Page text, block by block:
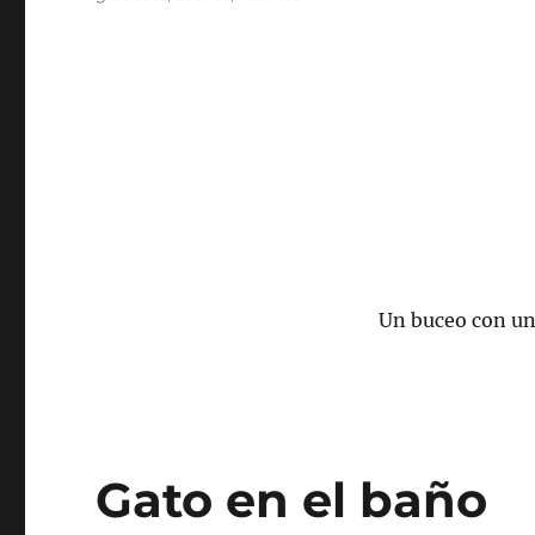
Un buceo con
Gato en el baño